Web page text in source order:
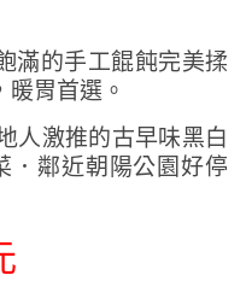
滿的手工餛飩完美揉
胃首選。